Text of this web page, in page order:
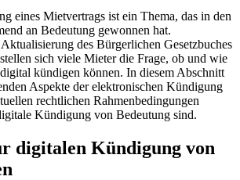
eines Mietvertrags ist ein Thema, das in den
an Bedeutung gewonnen hat.
des Bürgerlichen Gesetzbuches
sich viele Mieter die Frage, ob und wie
kündigen können. In diesem Abschnitt
Aspekte der elektronischen Kündigung
rechtlichen Rahmenbedingungen
Kündigung von Bedeutung sind.
digitalen Kündigung von